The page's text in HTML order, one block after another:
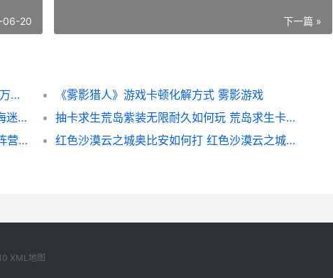
06-20 下一篇 »
龙岛异兽起源一命通关诀窍 龙岛异兽起源一万积分等于多少钱
《雾影猎人》游戏卡顿化解方式 雾影游戏
深海迷航2异星水域潜水电梯蓝图在哪里 深海迷航2异星水域手机版下载
抽卡求生荒岛紫装无限耐久如何玩 荒岛求生卡牌怎么开启
《魔法门之英雄无人能敌：上古纪元》树林阵营方法详细解答 魔法门之英雄无敌3套装图
红色沙漠云之城奥比安如何打 红色沙漠云之城绿球打不破
XML地图